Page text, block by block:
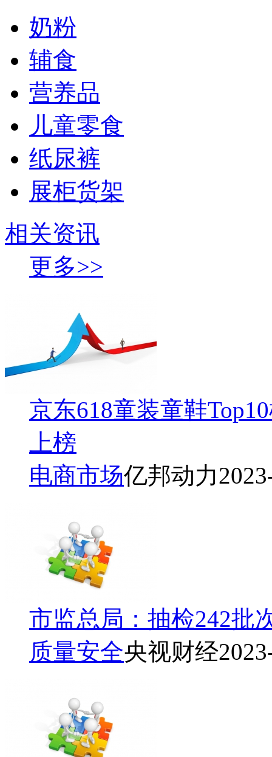
奶粉
辅食
营养品
儿童零食
纸尿裤
展柜货架
相关资讯
更多>>
京东618童装童鞋
上榜
电商市场亿邦动力
市监总局：抽检242批
质量安全央视财经